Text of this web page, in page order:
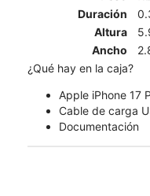
Duración
Altura
Ancho
¿Qué hay en la caja?
Apple iPhone 17
Cable de carga
Documentación